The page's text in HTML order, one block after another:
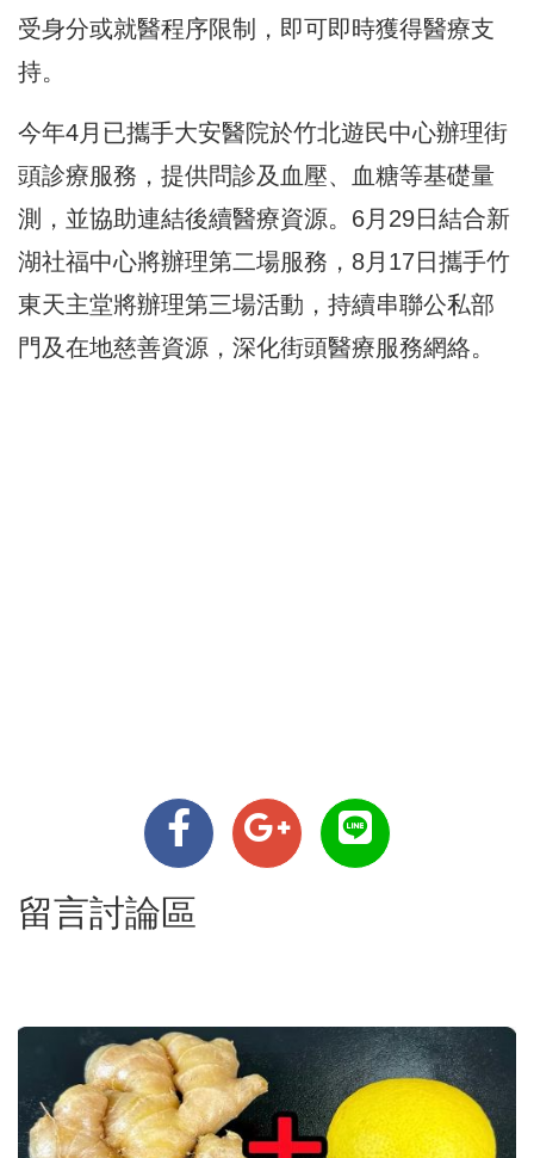
受身分或就醫程序限制，即可即時獲得醫療支
持。
今年4月已攜手大安醫院於竹北遊民中心辦理街
頭診療服務，提供問診及血壓、血糖等基礎量
測，並協助連結後續醫療資源。6月29日結合新
湖社福中心將辦理第二場服務，8月17日攜手竹
東天主堂將辦理第三場活動，持續串聯公私部
門及在地慈善資源，深化街頭醫療服務網絡。
留言討論區